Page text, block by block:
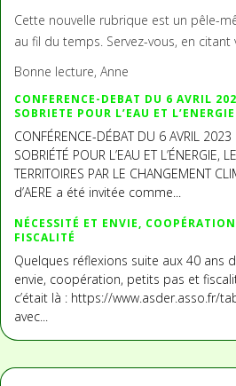
Cette nouvelle rubrique est un pêle-
au fil du temps. Servez-vous, en citant
Bonne lecture, Anne
CONFERENCE-DEBAT DU 6 AVRIL
SOBRIETE POUR L’EAU ET L’ENERGIE
CONFÉRENCE-DÉBAT DU 6 AVRIL
SOBRIÉTÉ POUR L’EAU ET L’ÉNERGIE,
TERRITOIRES PAR LE CHANGEMENT
d’AERE a été invitée comme...
NÉCESSITÉ ET ENVIE,
FISCALITÉ
Quelques réflexions suite aux 40 ans
envie, coopération, petits pas et
c’était là : https://www.asder.asso.fr/
avec...